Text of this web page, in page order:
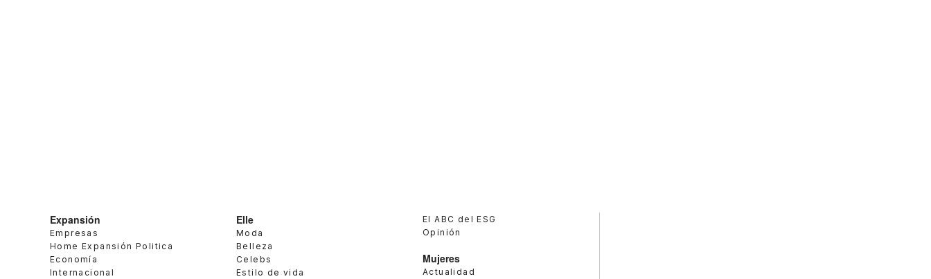
Expansión
Empresas
Home Expansión Politica
Economía
Internacional
Elle
Moda
Belleza
Celebs
Estilo de vida
El ABC del ESG
Opinión
Mujeres
Actualidad